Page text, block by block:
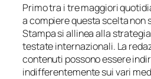
Primo tra i tre maggiori
a compiere questa scelta non
Stampa si allinea alla
testate internazionali. La
contenuti possono essere
indifferentemente sui vari